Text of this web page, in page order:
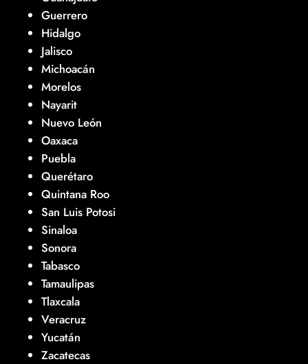
Guerrero
Hidalgo
Jalisco
Michoacán
Morelos
Nayarit
Nuevo León
Oaxaca
Puebla
Querétaro
Quintana Roo
San Luis Potosi
Sinaloa
Sonora
Tabasco
Tamaulipas
Tlaxcala
Veracruz
Yucatán
Zacatecas